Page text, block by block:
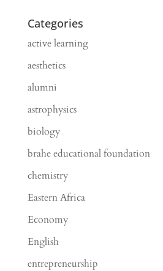
Categories
active learning
aesthetics
alumni
astrophysics
biology
brahe educational foundation
chemistry
Eastern Africa
Economy
English
entrepreneurship